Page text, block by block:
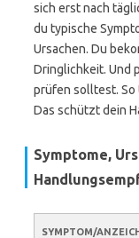
sich erst nach
du typische
Ursachen. Du
Dringlichkeit. Und
prüfen solltest.
Das schützt dein
Symptome,
SYMPTOM/